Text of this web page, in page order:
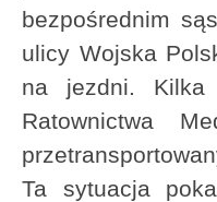
bezpośrednim
ulicy Wojska
na jezdni. Kilka
Ratownictwa
Ta sytuacja